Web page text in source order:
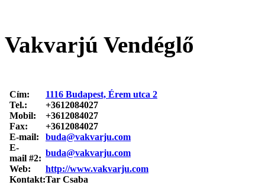
Vakvarjú Vendéglő
Cím:
1116 Budapest, Érem utca 2
Tel.:
+3612084027
Mobil:
+3612084027
Fax:
+3612084027
E-mail:
buda@vakvarju.com
E-
mail #2:
buda@vakvarju.com
Web:
http://www.vakvarju.com
Kontakt:Tar Csaba